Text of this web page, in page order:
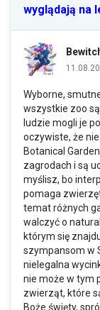
wyglądają na
Wyborne,
wszystkie zoo
ludzie mogli je
oczywiste, że
Botanical
zagrodach i są
myślisz, bo
pomaga
temat różnych
walczyć o
którym się
szympansom w
nielegalna
nie może w tym
zwierząt, które
Boże święty,